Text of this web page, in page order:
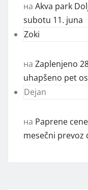
на Akva park
subotu 11. juna
Zoki
на Zaplenjeno
uhapšeno pet
Dejan
на Paprene
mesečni prevoz